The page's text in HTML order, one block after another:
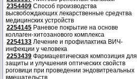
2354409 Способ производства
высвобождающих лекарственные средчтва
медицинских устройств
2254145 Раневое покрытие на основе
коллаген-хитозанового комплекса
2254133 Лечение и профилактика ВИЧ-
инфекции у человека
2253439 Фармацевтическая композиция для
защиты и улучшения оптических свойств
роговици при проведении эндовитреальных
вмешательств